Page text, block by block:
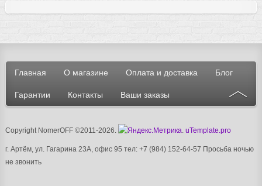
Главная О магазине Оплата и доставка Блог
Гарантии Контакты Ваши заказы
Copyright NomerOFF ©2011-2026. . uTemplate.pro
г. Артём, ул. Гагарина 23А, офис 95 тел: +7 (984) 152-64-57 Просьба ночью
не звонить